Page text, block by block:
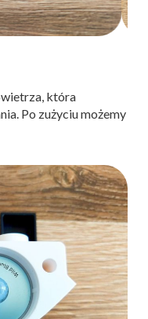
która
Po zużyciu możemy